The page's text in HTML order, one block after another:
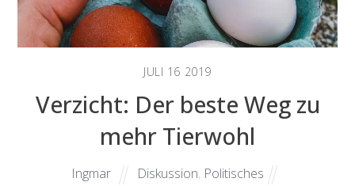
JULI 16 2019
Verzicht: Der beste Weg zu
mehr Tierwohl
Ingmar Diskussion, Politisches